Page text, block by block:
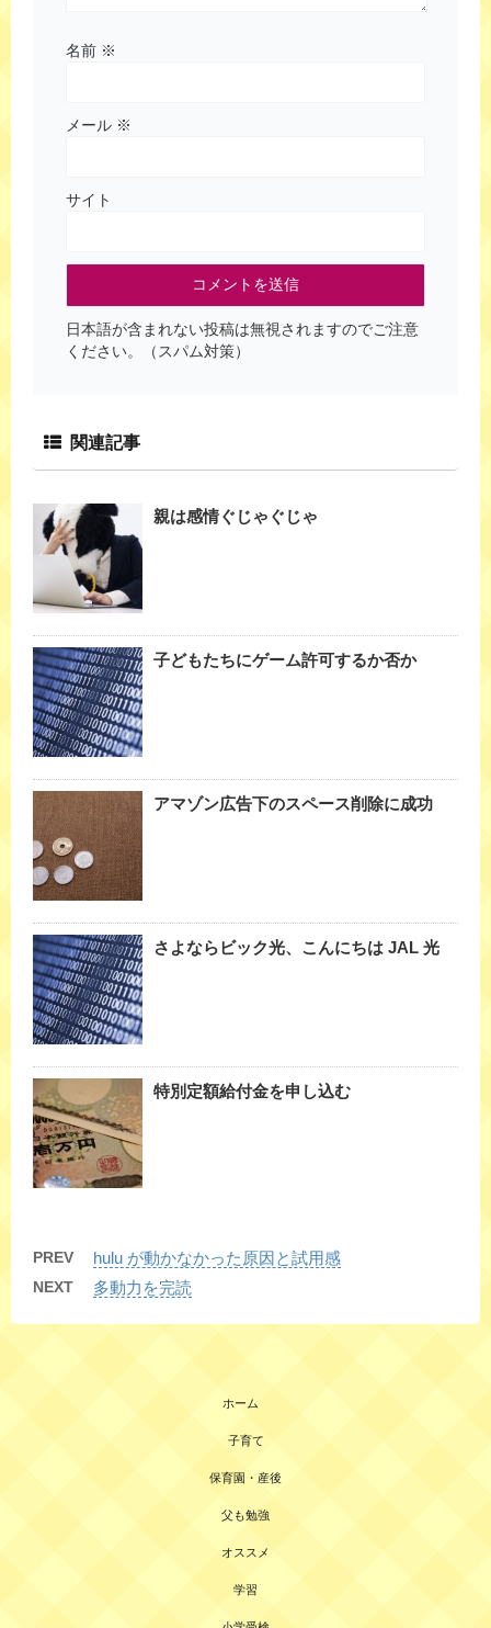
名前 ※
メール ※
サイト
日本語が含まれない投稿は無視されますのでご注意
ください。（スパム対策）
関連記事
親は感情ぐじゃぐじゃ
子どもたちにゲーム許可するか否か
アマゾン広告下のスペース削除に成功
さよならビック光、こんにちは JAL 光
特別定額給付金を申し込む
PREV hulu が動かなかった原因と試用感
NEXT 多動力を完読
ホーム
子育て
保育園・産後
父も勉強
オススメ
学習